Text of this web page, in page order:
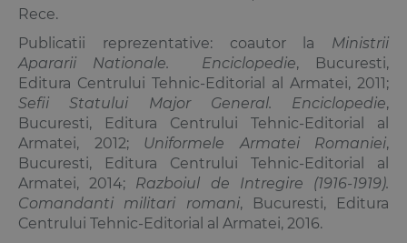
Rece.
Publicatii reprezentative: coautor la Ministrii
Apararii Nationale. Enciclopedie, Bucuresti,
Editura Centrului Tehnic-Editorial al Armatei, 2011;
Sefii Statului Major General. Enciclopedie,
Bucuresti, Editura Centrului Tehnic-Editorial al
Armatei, 2012; Uniformele Armatei Romaniei,
Bucuresti, Editura Centrului Tehnic-Editorial al
Armatei, 2014; Razboiul de Intregire (1916-1919).
Comandanti militari romani, Bucuresti, Editura
Centrului Tehnic-Editorial al Armatei, 2016.